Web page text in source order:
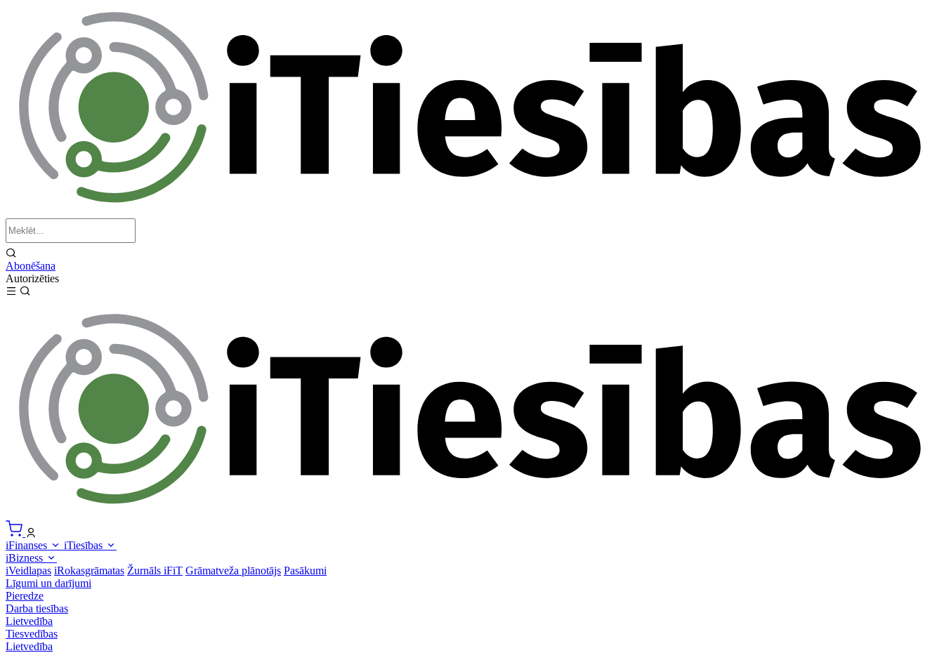
Abonēšana
Autorizēties
iFinanses
iTiesības
iBizness
iVeidlapas iRokasgrāmatas Žurnāls iFiT Grāmatveža plānotājs Pasākumi
Līgumi un darījumi
Pieredze
Darba tiesības
Lietvedība
Tiesvedības
Lietvedība